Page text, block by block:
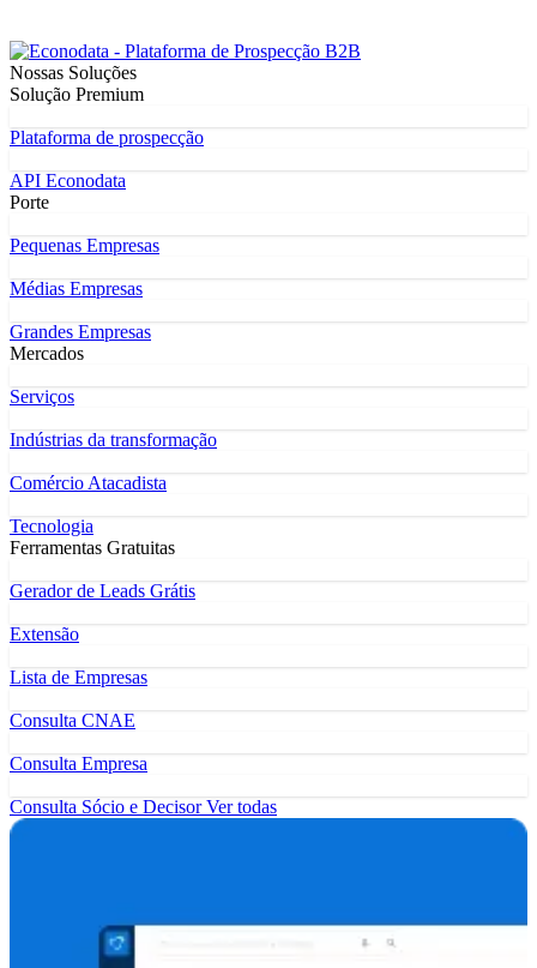
Nossas Soluções
Solução Premium
Plataforma de prospecção
API Econodata
Porte
Pequenas Empresas
Médias Empresas
Grandes Empresas
Mercados
Serviços
Indústrias da transformação
Comércio Atacadista
Tecnologia
Ferramentas Gratuitas
Gerador de Leads Grátis
Extensão
Lista de Empresas
Consulta CNAE
Consulta Empresa
Consulta Sócio e DecisorVer todas